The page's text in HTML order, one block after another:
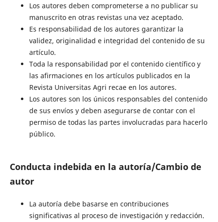
Los autores deben comprometerse a no publicar su
manuscrito en otras revistas una vez aceptado.
Es responsabilidad de los autores garantizar la
validez, originalidad e integridad del contenido de su
artículo.
Toda la responsabilidad por el contenido científico y
las afirmaciones en los artículos publicados en la
Revista Universitas Agri recae en los autores.
Los autores son los únicos responsables del contenido
de sus envíos y deben asegurarse de contar con el
permiso de todas las partes involucradas para hacerlo
público.
Conducta indebida en la autoría/Cambio de
autor
La autoría debe basarse en contribuciones
significativas al proceso de investigación y redacción.